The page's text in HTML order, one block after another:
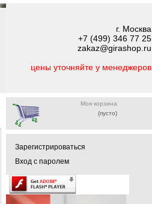
г. Москва
+7 (499) 346 77 25
zakaz@girashop.ru
цены уточняйте у менеджеров
Моя корзина
(пусто)
Зарегистрироваться
Вход с паролем